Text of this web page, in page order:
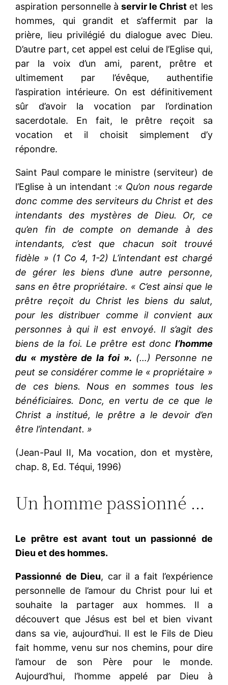
aspiration personnelle à servir le Christ et les
hommes, qui grandit et s’affermit par la
prière, lieu privilégié du dialogue avec Dieu.
D’autre part, cet appel est celui de l’Eglise qui,
par la voix d’un ami, parent, prêtre et
ultimement par l’évêque, authentifie
l’aspiration intérieure. On est définitivement
sûr d’avoir la vocation par l’ordination
sacerdotale. En fait, le prêtre reçoit sa
vocation et il choisit simplement d’y
répondre.
Saint Paul compare le ministre (serviteur) de
l’Eglise à un intendant :« Qu’on nous regarde
donc comme des serviteurs du Christ et des
intendants des mystères de Dieu. Or, ce
qu’en fin de compte on demande à des
intendants, c’est que chacun soit trouvé
fidèle » (1 Co 4, 1-2) L’intendant est chargé
de gérer les biens d’une autre personne,
sans en être propriétaire. « C’est ainsi que le
prêtre reçoit du Christ les biens du salut,
pour les distribuer comme il convient aux
personnes à qui il est envoyé. Il s’agit des
biens de la foi. Le prêtre est donc l’homme
du « mystère de la foi ». (…) Personne ne
peut se considérer comme le « propriétaire »
de ces biens. Nous en sommes tous les
bénéficiaires. Donc, en vertu de ce que le
Christ a institué, le prêtre a le devoir d’en
être l’intendant. »
(Jean-Paul II, Ma vocation, don et mystère,
chap. 8, Ed. Téqui, 1996)
Un homme passionné …
Le prêtre est avant tout un passionné de
Dieu et des hommes.
Passionné de Dieu, car il a fait l’expérience
personnelle de l’amour du Christ pour lui et
souhaite la partager aux hommes. Il a
découvert que Jésus est bel et bien vivant
dans sa vie, aujourd’hui. Il est le Fils de Dieu
fait homme, venu sur nos chemins, pour dire
l’amour de son Père pour le monde.
Aujourd’hui, l’homme appelé par Dieu à